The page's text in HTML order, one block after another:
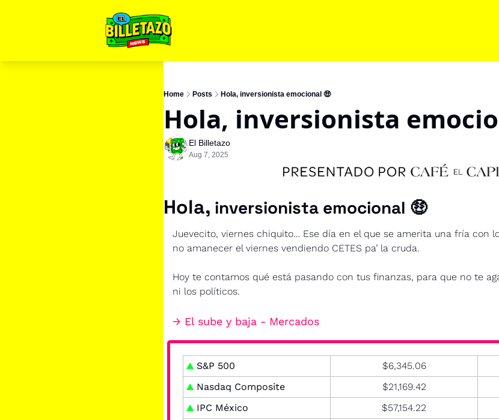
Home Posts Hola, inversionista emocional 🤑
Hola, inversionista
El Billetazo
Aug 7, 2025
Hola, inversionista emocional 🤑
Juevecito, viernes chiquito… Ese día en el que se amerita una fría con
no amanecer el viernes vendiendo CETES pa’ la cruda.
Hoy te contamos qué está pasando con tus finanzas, para que no te
ni los políticos.
→ El sube y baja - Mercados
▲ S&P 500 $6,345.06
▲ Nasdaq Composite $21,169.42
▲ IPC México $57,154.22